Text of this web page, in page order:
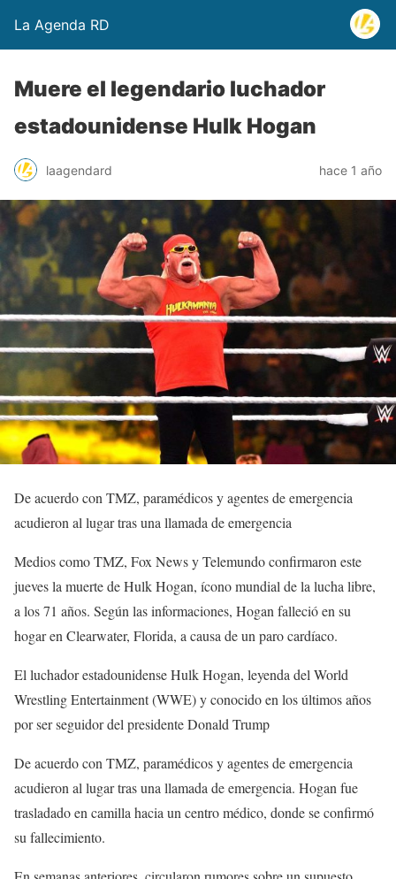
La Agenda RD
Muere el legendario luchador
estadounidense Hulk Hogan
laagendard hace 1 año
De acuerdo con TMZ, paramédicos y agentes de emergencia
acudieron al lugar tras una llamada de emergencia
Medios como TMZ, Fox News y Telemundo confirmaron este
jueves la muerte de Hulk Hogan, ícono mundial de la lucha libre,
a los 71 años. Según las informaciones, Hogan falleció en su
hogar en Clearwater, Florida, a causa de un paro cardíaco.
El luchador estadounidense Hulk Hogan, leyenda del World
Wrestling Entertainment (WWE) y conocido en los últimos años
por ser seguidor del presidente Donald Trump
De acuerdo con TMZ, paramédicos y agentes de emergencia
acudieron al lugar tras una llamada de emergencia. Hogan fue
trasladado en camilla hacia un centro médico, donde se confirmó
su fallecimiento.